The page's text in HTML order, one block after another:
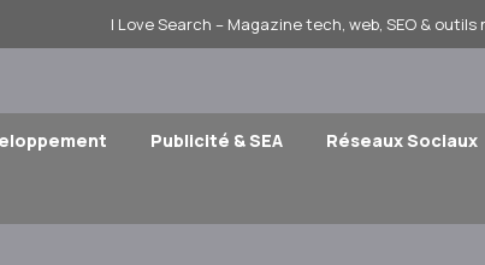
I Love Search – Magazine tech, web, SEO & outils
Publicité & SEA Réseaux Sociaux